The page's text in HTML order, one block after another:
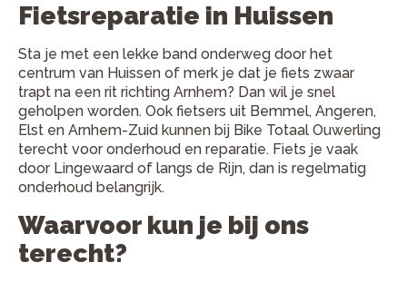
Fietsreparatie in Huissen
Sta je met een lekke band onderweg door het
centrum van Huissen of merk je dat je fiets zwaar
trapt na een rit richting Arnhem? Dan wil je snel
geholpen worden. Ook fietsers uit Bemmel, Angeren,
Elst en Arnhem-Zuid kunnen bij Bike Totaal Ouwerling
terecht voor onderhoud en reparatie. Fiets je vaak
door Lingewaard of langs de Rijn, dan is regelmatig
onderhoud belangrijk.
Waarvoor kun je bij ons
terecht?